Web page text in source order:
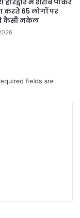
हरिद्वार मे शराब पीकर
करते 65 लोगों पर
कैसी नकेल
fields are